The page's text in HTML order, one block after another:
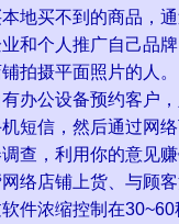
地买不到的商品，
和个人推广自己品
拍摄平面照片的人。
办公设备预约客户
短信，然后通过网
查，利用你的意见
络店铺上货、与顾
件浓缩控制在